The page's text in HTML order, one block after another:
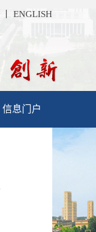
ENGLISH
信息门户